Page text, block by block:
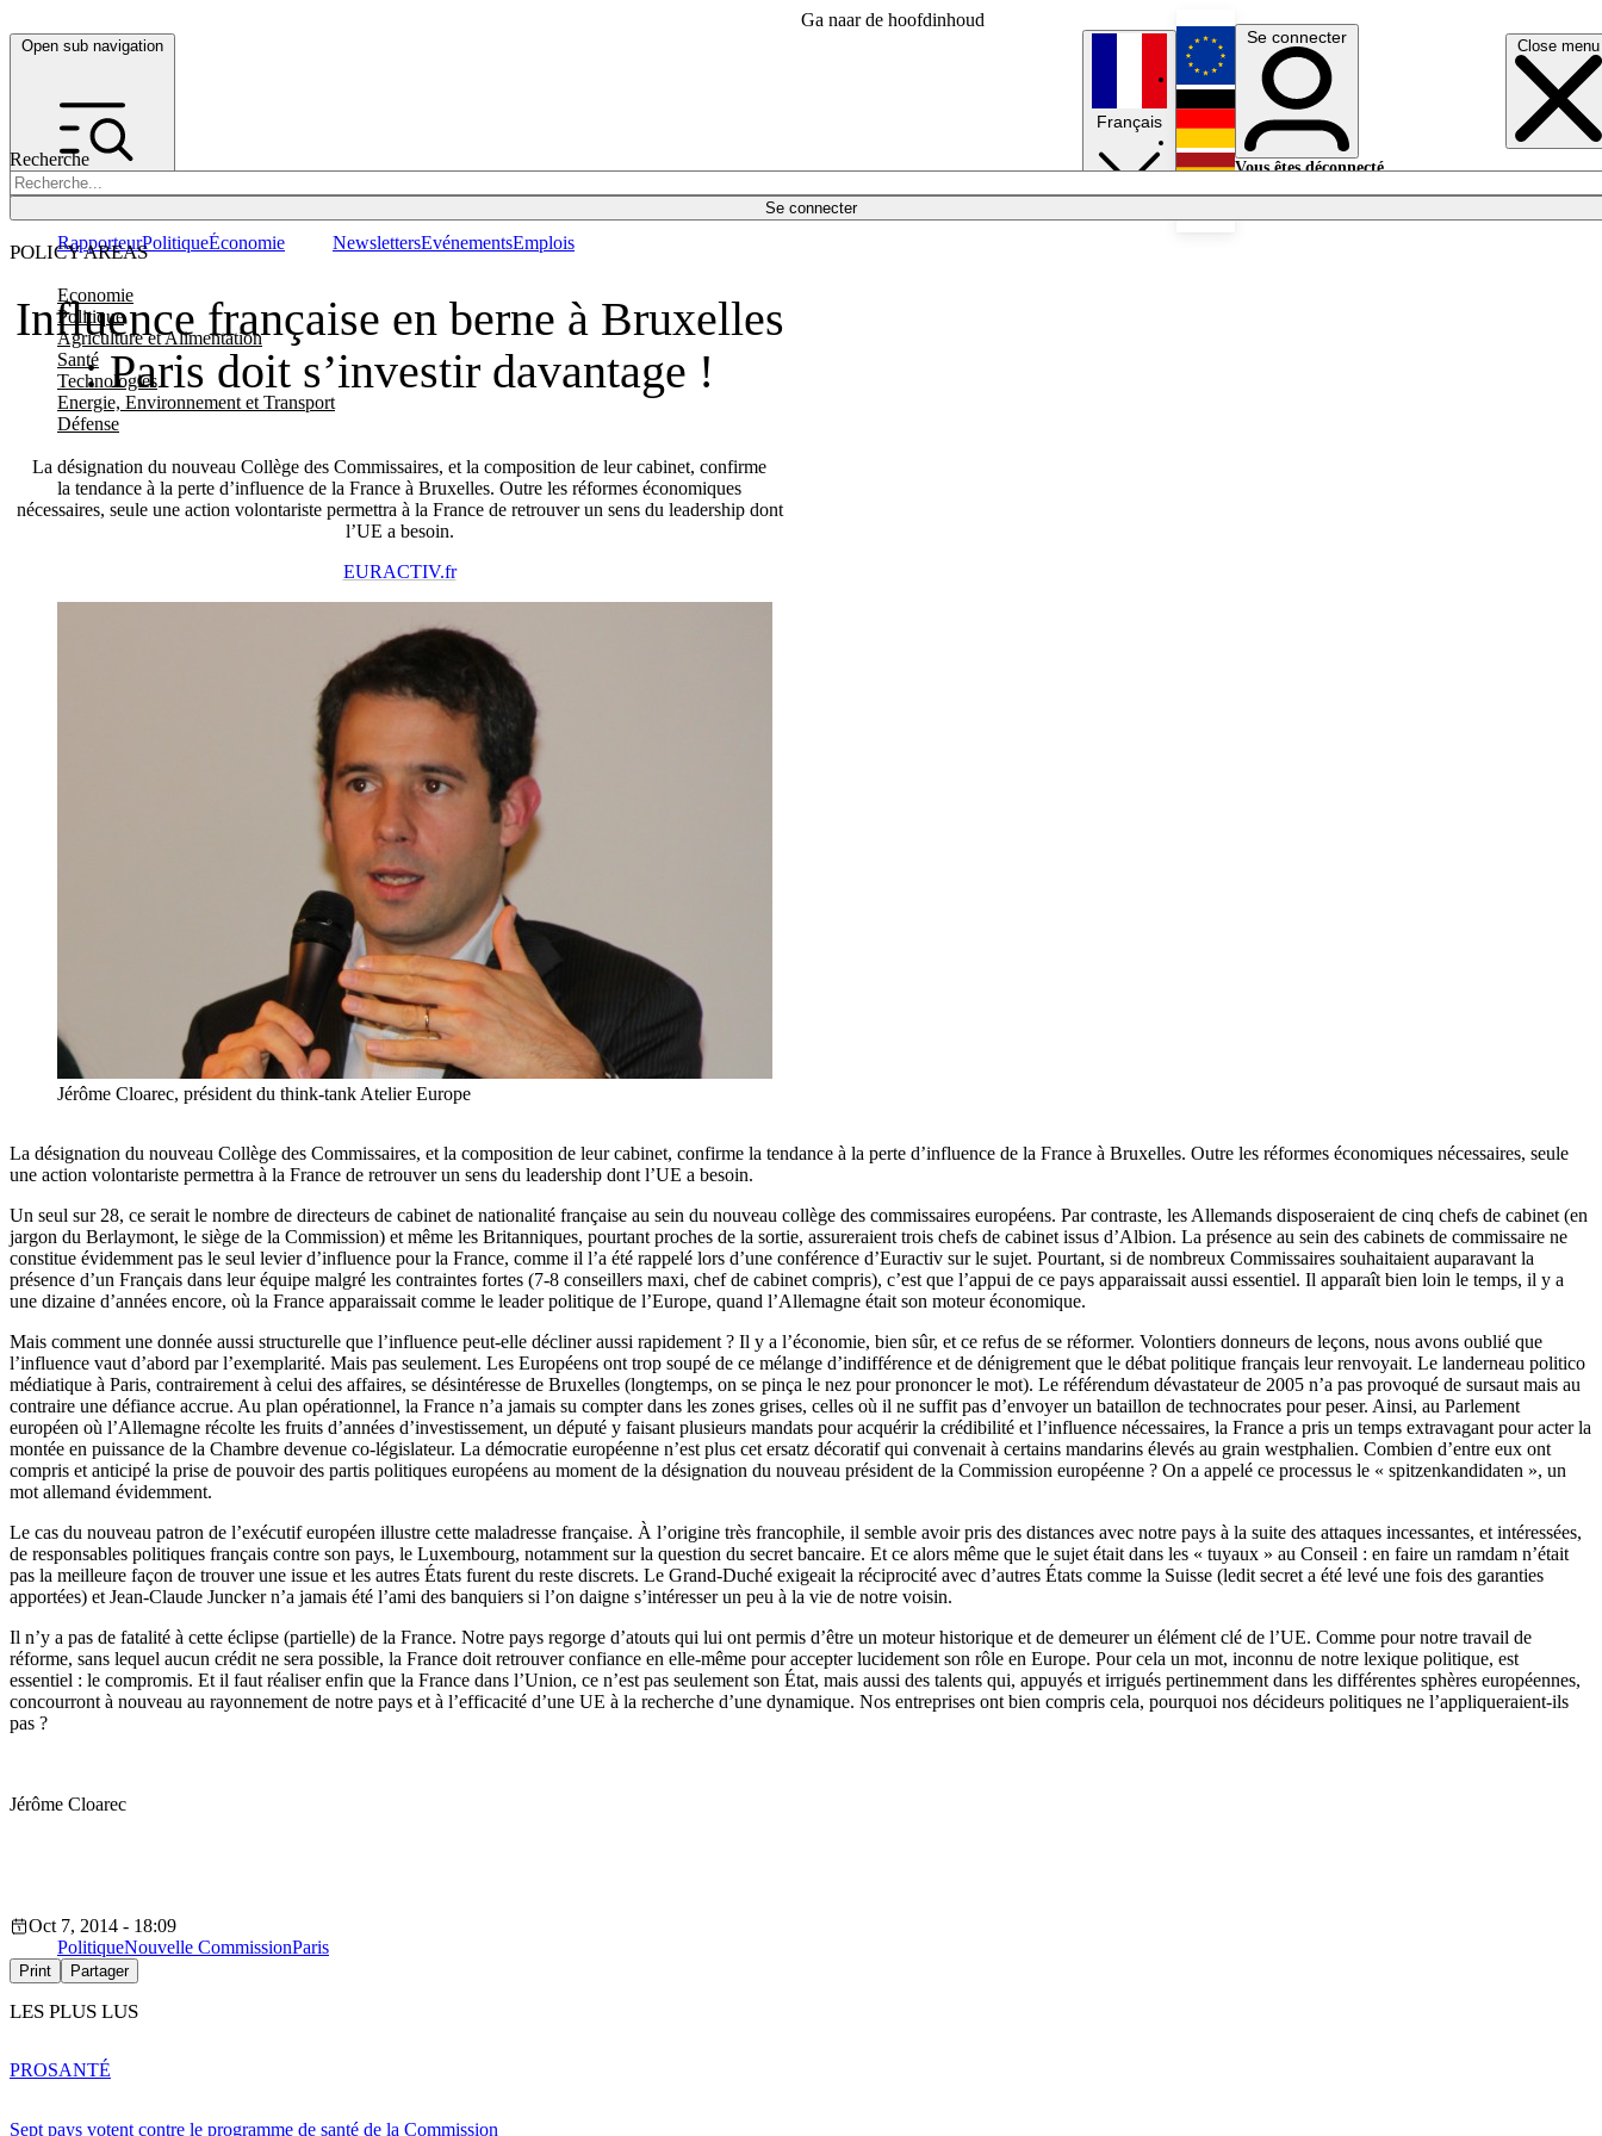
Ga naar de hoofdinhoud
Open sub navigation Close menu
Recherche
Se connecter
POLICY AREAS
Economie
Politique
Agriculture et Alimentation
Santé
Technologies
Energie, Environnement et Transport
Défense
RapporteurPolitiqueÉconomie NewslettersEvénementsEmplois
Français
English
Deutsch
Se connecter
Vous êtes déconnecté.
Influence française en berne à Bruxelles
: Paris doit s’investir davantage !
La désignation du nouveau Collège des Commissaires, et la composition de leur cabinet, confirme
la tendance à la perte d’influence de la France à Bruxelles. Outre les réformes économiques
nécessaires, seule une action volontariste permettra à la France de retrouver un sens du leadership dont
l’UE a besoin.
EURACTIV.fr
Jérôme Cloarec, président du think-tank Atelier Europe
La désignation du nouveau Collège des Commissaires, et la composition de leur cabinet, confirme la tendance à la perte d’influence de la France à Bruxelles. Outre les réformes économiques nécessaires, seule
une action volontariste permettra à la France de retrouver un sens du leadership dont l’UE a besoin.
Un seul sur 28, ce serait le nombre de directeurs de cabinet de nationalité française au sein du nouveau collège des commissaires européens. Par contraste, les Allemands disposeraient de cinq chefs de cabinet (en
jargon du Berlaymont, le siège de la Commission) et même les Britanniques, pourtant proches de la sortie, assureraient trois chefs de cabinet issus d’Albion. La présence au sein des cabinets de commissaire ne
constitue évidemment pas le seul levier d’influence pour la France, comme il l’a été rappelé lors d’une conférence d’Euractiv sur le sujet. Pourtant, si de nombreux Commissaires souhaitaient auparavant la
présence d’un Français dans leur équipe malgré les contraintes fortes (7-8 conseillers maxi, chef de cabinet compris), c’est que l’appui de ce pays apparaissait aussi essentiel. Il apparaît bien loin le temps, il y a
une dizaine d’années encore, où la France apparaissait comme le leader politique de l’Europe, quand l’Allemagne était son moteur économique.
Mais comment une donnée aussi structurelle que l’influence peut-elle décliner aussi rapidement ? Il y a l’économie, bien sûr, et ce refus de se réformer. Volontiers donneurs de leçons, nous avons oublié que
l’influence vaut d’abord par l’exemplarité. Mais pas seulement. Les Européens ont trop soupé de ce mélange d’indifférence et de dénigrement que le débat politique français leur renvoyait. Le landerneau politico
médiatique à Paris, contrairement à celui des affaires, se désintéresse de Bruxelles (longtemps, on se pinça le nez pour prononcer le mot). Le référendum dévastateur de 2005 n’a pas provoqué de sursaut mais au
contraire une défiance accrue. Au plan opérationnel, la France n’a jamais su compter dans les zones grises, celles où il ne suffit pas d’envoyer un bataillon de technocrates pour peser. Ainsi, au Parlement
européen où l’Allemagne récolte les fruits d’années d’investissement, un député y faisant plusieurs mandats pour acquérir la crédibilité et l’influence nécessaires, la France a pris un temps extravagant pour acter la
montée en puissance de la Chambre devenue co-législateur. La démocratie européenne n’est plus cet ersatz décoratif qui convenait à certains mandarins élevés au grain westphalien. Combien d’entre eux ont
compris et anticipé la prise de pouvoir des partis politiques européens au moment de la désignation du nouveau président de la Commission européenne ? On a appelé ce processus le « spitzenkandidaten », un
mot allemand évidemment.
Le cas du nouveau patron de l’exécutif européen illustre cette maladresse française. À l’origine très francophile, il semble avoir pris des distances avec notre pays à la suite des attaques incessantes, et intéressées,
de responsables politiques français contre son pays, le Luxembourg, notamment sur la question du secret bancaire. Et ce alors même que le sujet était dans les « tuyaux » au Conseil : en faire un ramdam n’était
pas la meilleure façon de trouver une issue et les autres États furent du reste discrets. Le Grand-Duché exigeait la réciprocité avec d’autres États comme la Suisse (ledit secret a été levé une fois des garanties
apportées) et Jean-Claude Juncker n’a jamais été l’ami des banquiers si l’on daigne s’intéresser un peu à la vie de notre voisin.
Il n’y a pas de fatalité à cette éclipse (partielle) de la France. Notre pays regorge d’atouts qui lui ont permis d’être un moteur historique et de demeurer un élément clé de l’UE. Comme pour notre travail de
réforme, sans lequel aucun crédit ne sera possible, la France doit retrouver confiance en elle-même pour accepter lucidement son rôle en Europe. Pour cela un mot, inconnu de notre lexique politique, est
essentiel : le compromis. Et il faut réaliser enfin que la France dans l’Union, ce n’est pas seulement son État, mais aussi des talents qui, appuyés et irrigués pertinemment dans les différentes sphères européennes,
concourront à nouveau au rayonnement de notre pays et à l’efficacité d’une UE à la recherche d’une dynamique. Nos entreprises ont bien compris cela, pourquoi nos décideurs politiques ne l’appliqueraient-ils
pas ?
Jérôme Cloarec
Oct 7, 2014 - 18:09
PolitiqueNouvelle CommissionParis
Print Partager
LES PLUS LUS
Sept pays votent contre le programme de santé de la Commission
PROSANTÉ